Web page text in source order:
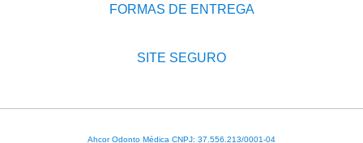
FORMAS DE ENTREGA
SITE SEGURO
Ahcor Odonto Médica CNPJ: 37.556.213/0001-04